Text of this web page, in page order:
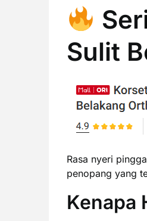
Sulit
Rasa nyeri
penopang yang
Kenapa